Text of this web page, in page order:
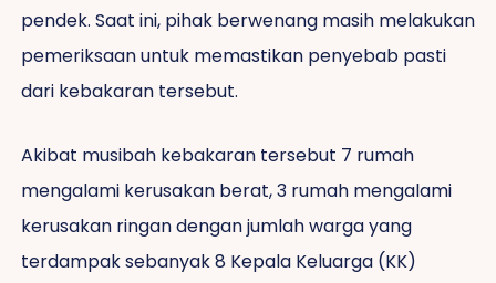
pendek. Saat ini, pihak berwenang masih melakukan
pemeriksaan untuk memastikan penyebab pasti
dari kebakaran tersebut.
Akibat musibah kebakaran tersebut 7 rumah
mengalami kerusakan berat, 3 rumah mengalami
kerusakan ringan dengan jumlah warga yang
terdampak sebanyak 8 Kepala Keluarga (KK)